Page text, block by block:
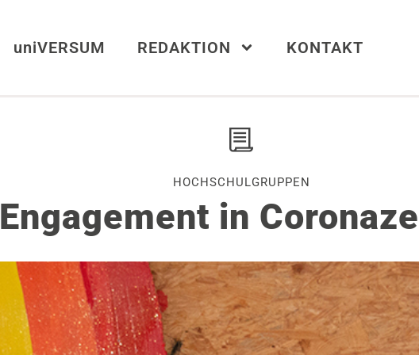
uniVERSUM REDAKTION KONTAKT
HOCHSCHULGRUPPEN
Engagement in